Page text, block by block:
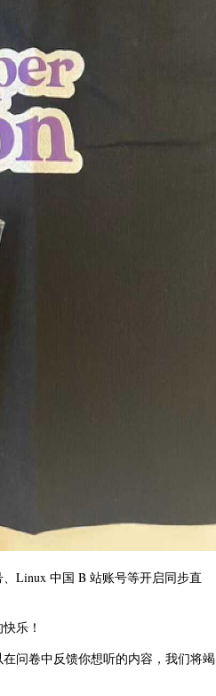
Linux 中国 B 站账号等开启同步直
乐！
在问卷中反馈你想听的内容，我们将竭